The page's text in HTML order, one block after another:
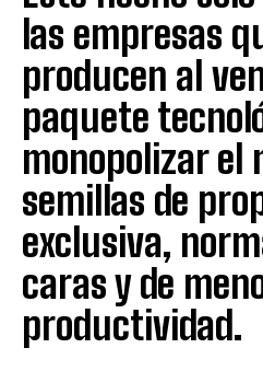
las empresas
producen al
paquete
monopolizar el
semillas de
exclusiva,
caras y de
productividad.